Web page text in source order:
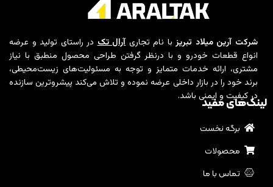
شرکت آرین میلاد تبریزبا نام تجاریآرال تکدر راستای تولید و عرضه
انواع قطعات خودرو و با درنظر گرفتن طراحی محصول منطبق با نیاز
مشتری، ارائه خدمات متمایز و توجه به مسئولیت‌های زیست‌محیطی،
برند خود را در بازار داخلی عرضه نموده و تلاش می‌کند پیشروترین سازنده
در کیفیت و ایمنی باشد.
لینک‌های مفید
برگه نخست
محصولات
تماس با ما